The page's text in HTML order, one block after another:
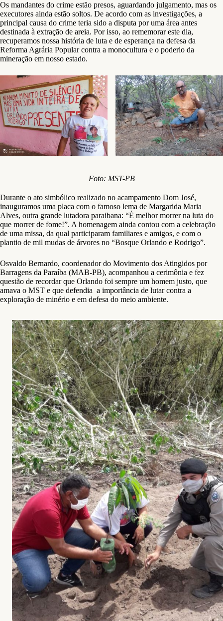
Os mandantes do crime estão presos, aguardando julgamento, mas os
executores ainda estão soltos. De acordo com as investigações, a
principal causa do crime teria sido a disputa por uma área antes
destinada à extração de areia. Por isso, ao rememorar este dia,
recuperamos nossa história de luta e de esperança na defesa da
Reforma Agrária Popular contra a monocultura e o poderio da
mineração em nosso estado.
Foto: MST-PB
Durante o ato simbólico realizado no acampamento Dom José,
inauguramos uma placa com o famoso lema de Margarida Maria
Alves, outra grande lutadora paraibana: “É melhor morrer na luta do
que morrer de fome!”. A homenagem ainda contou com a celebração
de uma missa, da qual participaram familiares e amigos, e com o
plantio de mil mudas de árvores no “Bosque Orlando e Rodrigo”.
Osvaldo Bernardo, coordenador do Movimento dos Atingidos por
Barragens da Paraíba (MAB-PB), acompanhou a cerimônia e fez
questão de recordar que Orlando foi sempre um homem justo, que
amava o MST e que defendia a importância de lutar contra a
exploração de minério e em defesa do meio ambiente.